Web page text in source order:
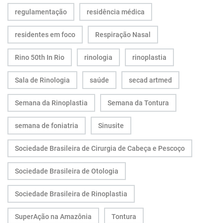
regulamentação residência médica
residentes em foco Respiração Nasal
Rino 50th In Rio rinologia rinoplastia
Sala de Rinologia saúde secad artmed
Semana da Rinoplastia Semana da Tontura
semana de foniatria Sinusite
Sociedade Brasileira de Cirurgia de Cabeça e Pescoço
Sociedade Brasileira de Otologia
Sociedade Brasileira de Rinoplastia
SuperAção na Amazônia Tontura